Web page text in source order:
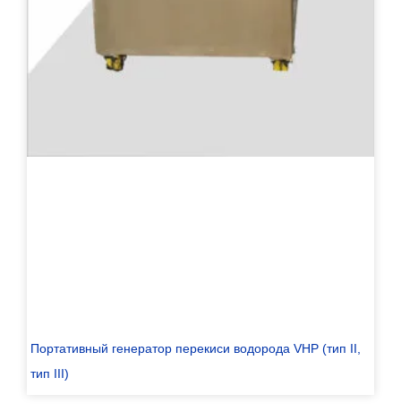
Портативный генератор перекиси водорода VHP (тип II,
тип III)